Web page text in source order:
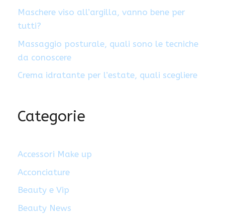
Maschere viso all’argilla, vanno bene per
tutti?
Massaggio posturale, quali sono le tecniche
da conoscere
Crema idratante per l’estate, quali scegliere
Categorie
Accessori Make up
Acconciature
Beauty e Vip
Beauty News